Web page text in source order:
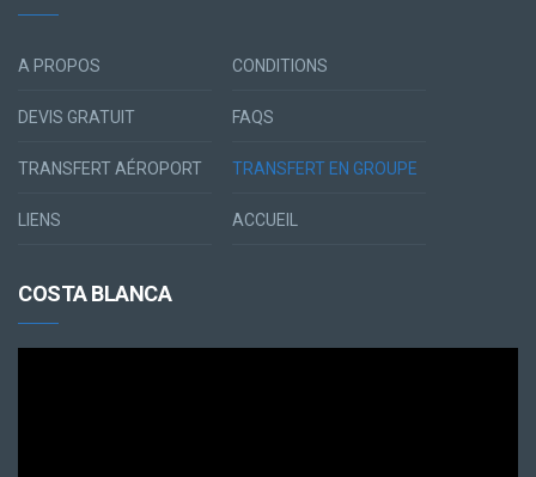
A PROPOS CONDITIONS
DEVIS GRATUIT FAQS
TRANSFERT AÉROPORT TRANSFERT EN GROUPE
LIENS ACCUEIL
COSTA BLANCA